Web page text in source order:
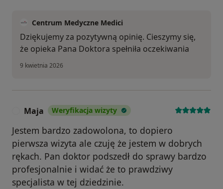
Centrum Medyczne Medici
Dziękujemy za pozytywną opinię. Cieszymy się,
że opieka Pana Doktora spełniła oczekiwania
9 kwietnia 2026
Maja Weryfikacja wizyty
Jestem bardzo zadowolona, to dopiero
pierwsza wizyta ale czuję że jestem w dobrych
rękach. Pan doktor podszedł do sprawy bardzo
profesjonalnie i widać że to prawdziwy
specjalista w tej dziedzinie.